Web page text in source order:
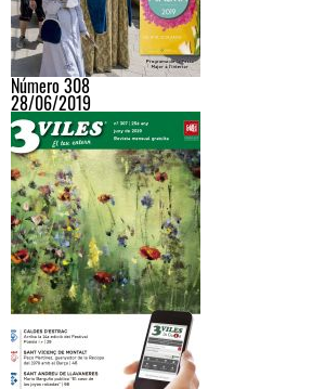
Número 308
28/06/2019